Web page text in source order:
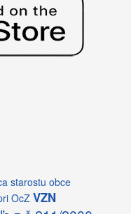
starostu obce
OcZVZN